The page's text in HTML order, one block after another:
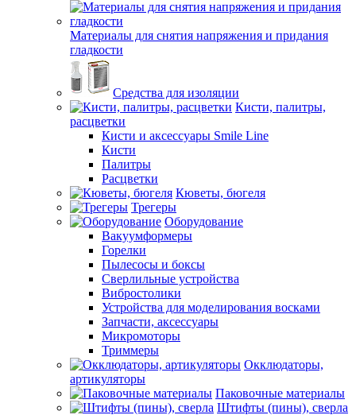
Материалы для снятия напряжения и придания
гладкости
Средства для изоляции
Кисти, палитры,
расцветки
Кисти и аксессуары Smile Line
Кисти
Палитры
Расцветки
Кюветы, бюгеля
Трегеры
Оборудование
Вакуумформеры
Горелки
Пылесосы и боксы
Сверлильные устройства
Вибростолики
Устройства для моделирования восками
Запчасти, аксессуары
Микромоторы
Триммеры
Окклюдаторы,
артикуляторы
Паковочные материалы
Штифты (пины), сверла